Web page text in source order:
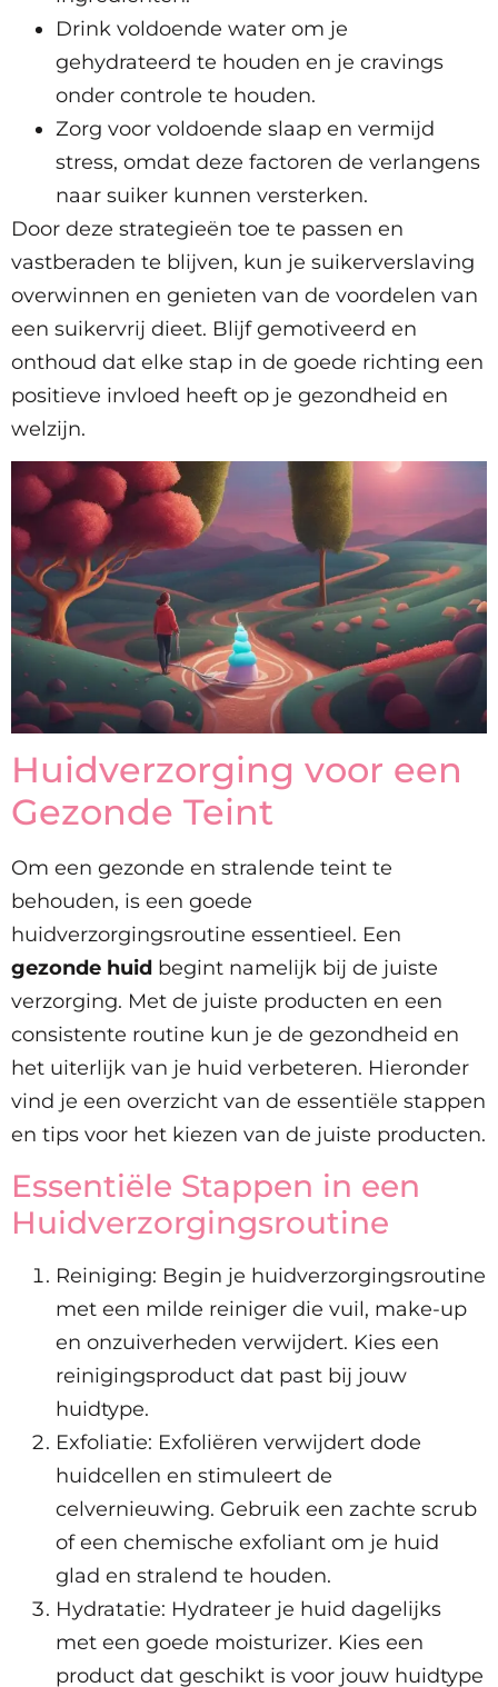
Drink voldoende water om je
gehydrateerd te houden en je cravings
onder controle te houden.
Zorg voor voldoende slaap en vermijd
stress, omdat deze factoren de verlangens
naar suiker kunnen versterken.
Door deze strategieën toe te passen en
vastberaden te blijven, kun je suikerverslaving
overwinnen en genieten van de voordelen van
een suikervrij dieet. Blijf gemotiveerd en
onthoud dat elke stap in de goede richting een
positieve invloed heeft op je gezondheid en
welzijn.
Huidverzorging voor een
Gezonde Teint
Om een gezonde en stralende teint te
behouden, is een goede
huidverzorgingsroutine essentieel. Een
gezonde huid begint namelijk bij de juiste
verzorging. Met de juiste producten en een
consistente routine kun je de gezondheid en
het uiterlijk van je huid verbeteren. Hieronder
vind je een overzicht van de essentiële stappen
en tips voor het kiezen van de juiste producten.
Essentiële Stappen in een
Huidverzorgingsroutine
Reiniging: Begin je huidverzorgingsroutine
met een milde reiniger die vuil, make-up
en onzuiverheden verwijdert. Kies een
reinigingsproduct dat past bij jouw
huidtype.
Exfoliatie: Exfoliëren verwijdert dode
huidcellen en stimuleert de
celvernieuwing. Gebruik een zachte scrub
of een chemische exfoliant om je huid
glad en stralend te houden.
Hydratatie: Hydrateer je huid dagelijks
met een goede moisturizer. Kies een
product dat geschikt is voor jouw huidtype